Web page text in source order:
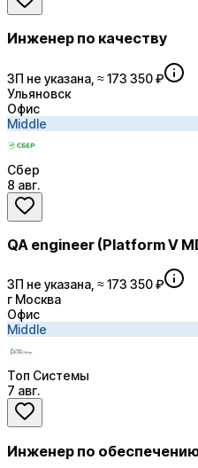
Инженер по качеству
ЗП не указана, ≈ 173 350 ₽
Ульяновск
Офис
Middle
Сбер
8 авг.
QA engineer (Platform V
ЗП не указана, ≈ 173 350 ₽
г Москва
Офис
Middle
Топ Системы
7 авг.
Инженер по